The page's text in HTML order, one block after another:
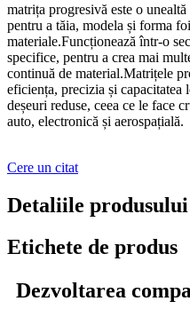
matrița progresivă este o
pentru a tăia, modela și forma
materiale.Funcționează într-o
specifice, pentru a crea mai
continuă de material.Matrițele
eficiența, precizia și capacitatea
deșeuri reduse, ceea ce le face
auto, electronică și aerospațială.
Cere un citat
Detaliile produsului
Etichete de produs
Dezvoltarea